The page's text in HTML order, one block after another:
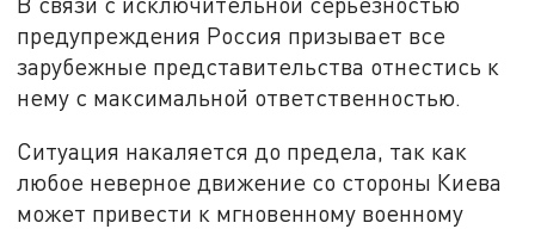
предупреждения Россия призывает все
зарубежные представительства отнестись к
нему с максимальной ответственностью.
Ситуация накаляется до предела, так как
любое неверное движение со стороны Киева
может привести к мгновенному военному